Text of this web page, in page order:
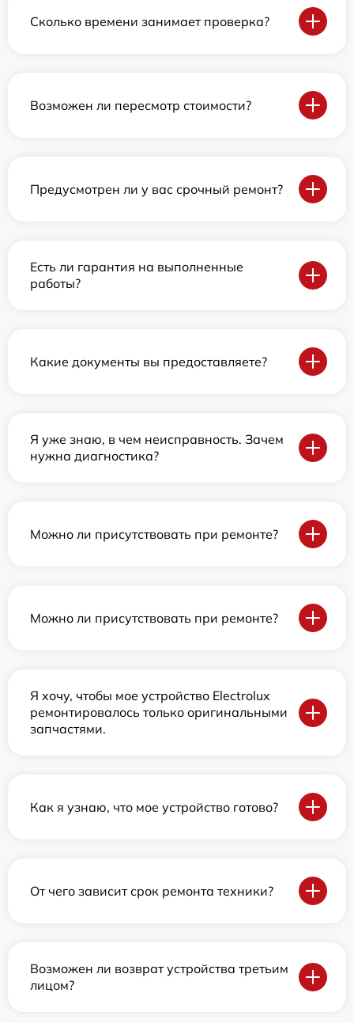
Сколько времени занимает проверка?
Возможен ли пересмотр стоимости?
Предусмотрен ли у вас срочный ремонт?
Есть ли гарантия на выполненные
работы?
Какие документы вы предоставляете?
Я уже знаю, в чем неисправность. Зачем
нужна диагностика?
Можно ли присутствовать при ремонте?
Можно ли присутствовать при ремонте?
Я хочу, чтобы мое устройство Electrolux
ремонтировалось только оригинальными
запчастями.
Как я узнаю, что мое устройство готово?
От чего зависит срок ремонта техники?
Возможен ли возврат устройства третьим
лицом?